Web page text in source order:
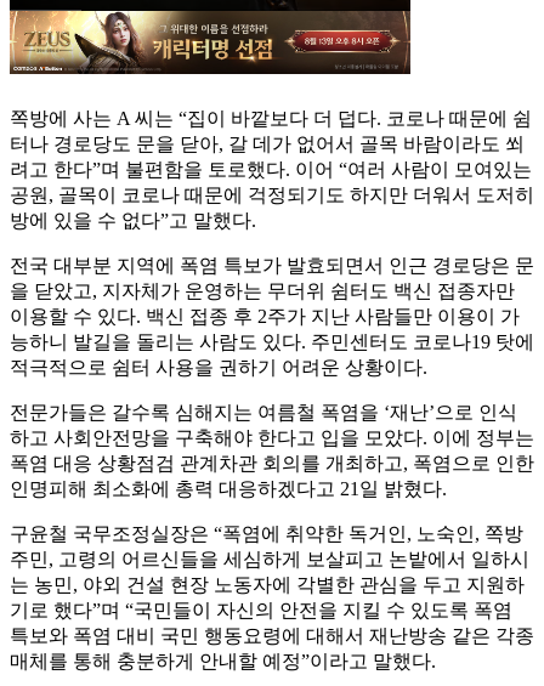
쪽방에 사는 A 씨는 “집이 바깥보다 더 덥다. 코로나 때문에 쉼
터나 경로당도 문을 닫아, 갈 데가 없어서 골목 바람이라도 쐬
려고 한다”며 불편함을 토로했다. 이어 “여러 사람이 모여있는
공원, 골목이 코로나 때문에 걱정되기도 하지만 더워서 도저히
방에 있을 수 없다”고 말했다.
전국 대부분 지역에 폭염 특보가 발효되면서 인근 경로당은 문
을 닫았고, 지자체가 운영하는 무더위 쉼터도 백신 접종자만
이용할 수 있다. 백신 접종 후 2주가 지난 사람들만 이용이 가
능하니 발길을 돌리는 사람도 있다. 주민센터도 코로나19 탓에
적극적으로 쉼터 사용을 권하기 어려운 상황이다.
전문가들은 갈수록 심해지는 여름철 폭염을 ‘재난’으로 인식
하고 사회안전망을 구축해야 한다고 입을 모았다. 이에 정부는
폭염 대응 상황점검 관계차관 회의를 개최하고, 폭염으로 인한
인명피해 최소화에 총력 대응하겠다고 21일 밝혔다.
구윤철 국무조정실장은 “폭염에 취약한 독거인, 노숙인, 쪽방
주민, 고령의 어르신들을 세심하게 보살피고 논밭에서 일하시
는 농민, 야외 건설 현장 노동자에 각별한 관심을 두고 지원하
기로 했다”며 “국민들이 자신의 안전을 지킬 수 있도록 폭염
특보와 폭염 대비 국민 행동요령에 대해서 재난방송 같은 각종
매체를 통해 충분하게 안내할 예정”이라고 말했다.